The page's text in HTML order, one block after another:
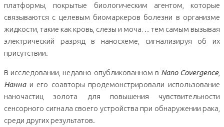
платформы, покрытые биологическим агентом, которые
связываются с целевым биомаркеров болезни в организме
жидкости, такие как кровь, слезы и моча… тем самым вызывая
электрический разряд в наносхеме, сигнализируя об их
присутствии.
В исследовании, недавно опубликованном в Nano Covergence,
Наннаи его соавторы продемонстрировали использование
наночастиц золота для повышения чувствительности
сенсорного сигнала своего устройства при обнаружении рака,
среди других результатов.